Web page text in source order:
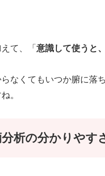
て、「 意識して使うと
なくてもいつか腑に落
。
析の分かりやす